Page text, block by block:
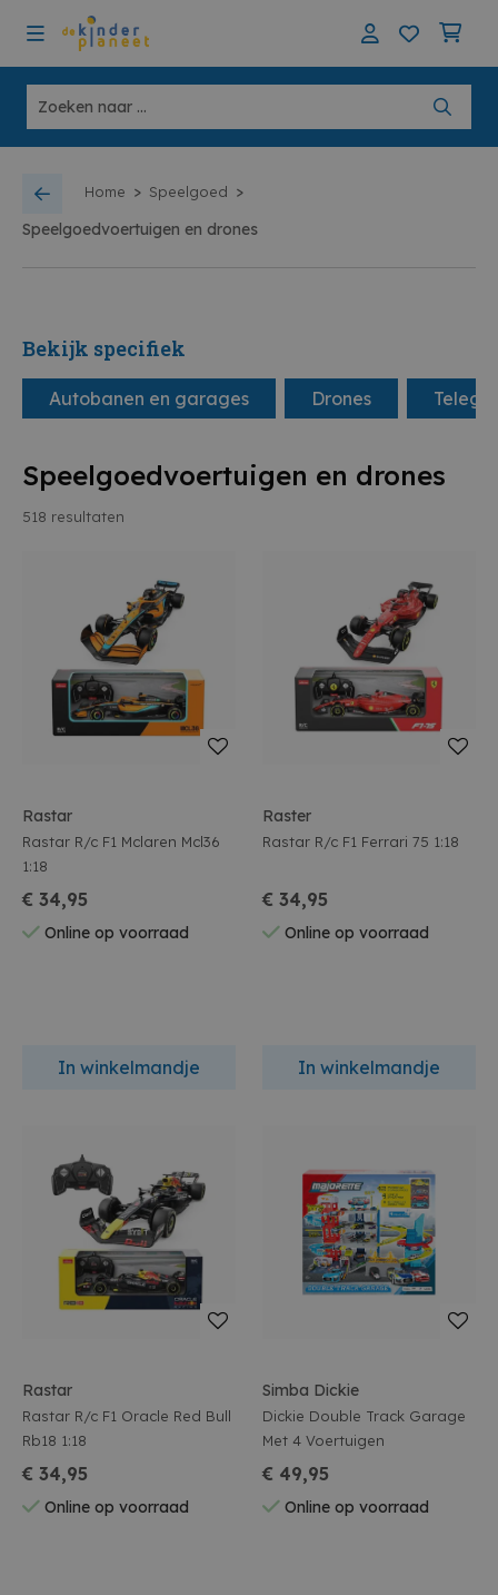
Home > Speelgoed >
Speelgoedvoertuigen en drones
Bekijk specifiek
Autobanen en garages Drones
Speelgoedvoertuigen en drones
518 resultaten
Rastar
Rastar R/c F1 Mclaren Mcl36
1:18
€ 34,95
Online op voorraad
In winkelmandje
Raster
Rastar R/c F1 Ferrari 75 1:18
€ 34,95
Online op voorraad
In winkelmandje
Rastar
Rastar R/c F1 Oracle Red Bull
Rb18 1:18
€ 34,95
Online op voorraad
Simba Dickie
Dickie Double Track Garage
Met 4 Voertuigen
€ 49,95
Online op voorraad